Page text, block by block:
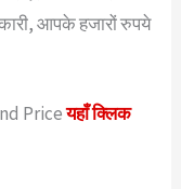
आपके हजारों रुपये
Priceयहाँ क्लिक